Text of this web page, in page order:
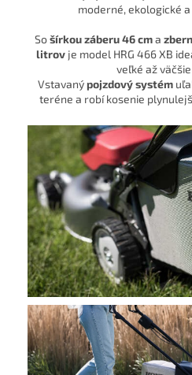
moderné, ekologické
Sošírkou záberu 46 cma
litrov je model HRG 466 XB
veľké až
Vstavanýpojzdový systém
teréne a robí kosenie